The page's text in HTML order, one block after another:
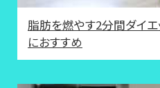
脂肪を燃やす2分間ダイエ
におすすめ